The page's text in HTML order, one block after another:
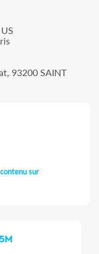
93200 SAINT
sur